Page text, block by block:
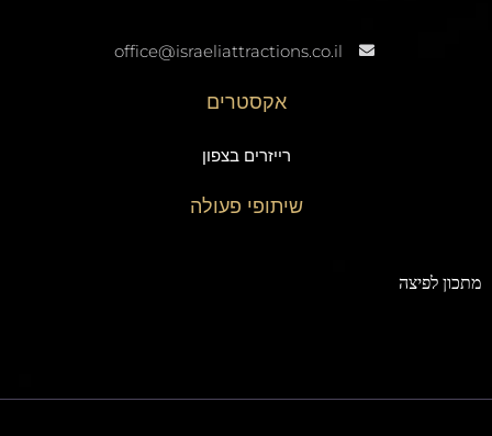
office@israeliattractions.co.il
אקסטרים
רייזרים בצפון
שיתופי פעולה
לפיצה